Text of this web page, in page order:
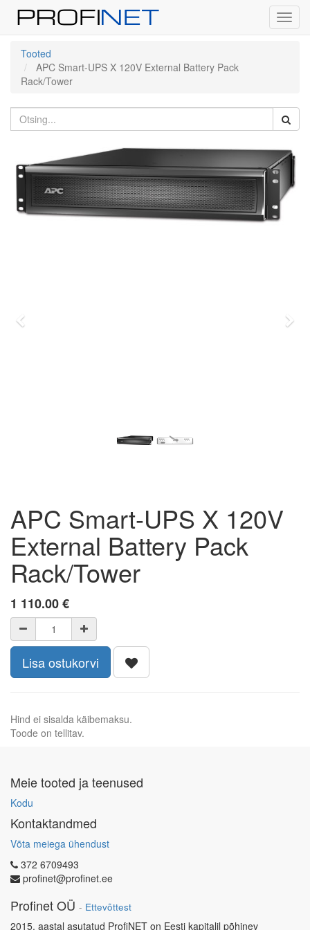
Tooted
APC Smart-UPS X 120V External Battery Pack
Rack/Tower
APC Smart-UPS X 120V
External Battery Pack
Rack/Tower
1 110.00€
Lisa ostukorvi
Hind ei sisalda käibemaksu.
Toode on tellitav.
Meie tooted ja teenused
Kodu
Kontaktandmed
Võta meiega ühendust
372 6709493
profinet@profinet.ee
Profinet OÜ - Ettevõttest
2015. aastal asutatud ProfiNET on Eesti kapitalil põhinev